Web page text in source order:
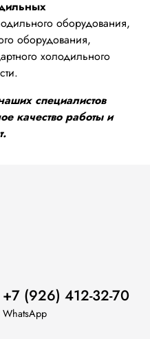
оборудования,
оборудования,
холодильного
специалистов
качество работы и
+7 (926) 412-32-70
WhatsApp